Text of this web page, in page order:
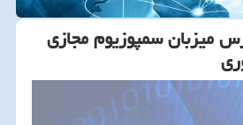
میزبان سمپوزیوم مجازی